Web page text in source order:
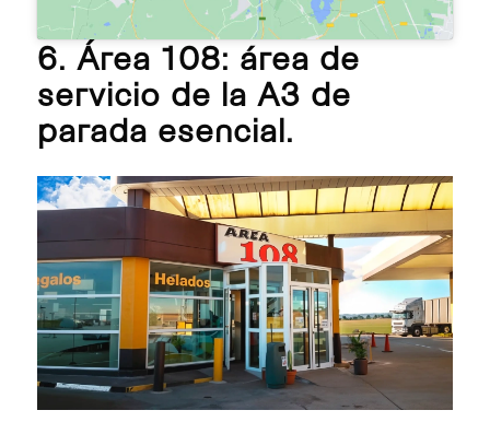
6. Área 108: área de
servicio de la A3 de
parada esencial.